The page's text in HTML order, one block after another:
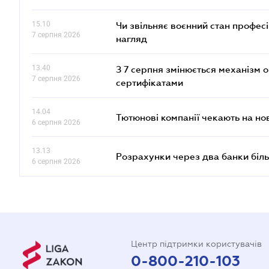
15.10
7 серпня 2026
Чи звільняє воєнний стан
нагляд
13.40
7 серпня 2026
З 7 серпня змінюється механізм
сертифікатами
14.04
6 серпня 2026
Тютюнові компанії чекають на
13.13
6 серпня 2026
Розрахунки через два банки
Центр підтримки користувачів
0-800-210-103